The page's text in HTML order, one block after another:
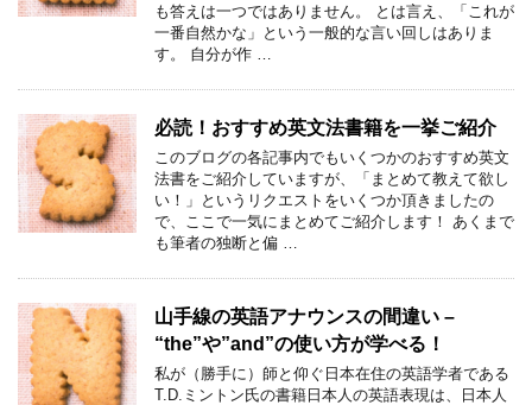
も答えは一つではありません。 とは言え、「これが
一番自然かな」という一般的な言い回しはありま
す。 自分が作 …
必読！おすすめ英文法書籍を一挙ご紹介
このブログの各記事内でもいくつかのおすすめ英文
法書をご紹介していますが、「まとめて教えて欲し
い！」というリクエストをいくつか頂きましたの
で、ここで一気にまとめてご紹介します！ あくまで
も筆者の独断と偏 …
山手線の英語アナウンスの間違い –
“the”や”and”の使い方が学べる！
私が（勝手に）師と仰ぐ日本在住の英語学者である
T.D.ミントン氏の書籍日本人の英語表現は、日本人